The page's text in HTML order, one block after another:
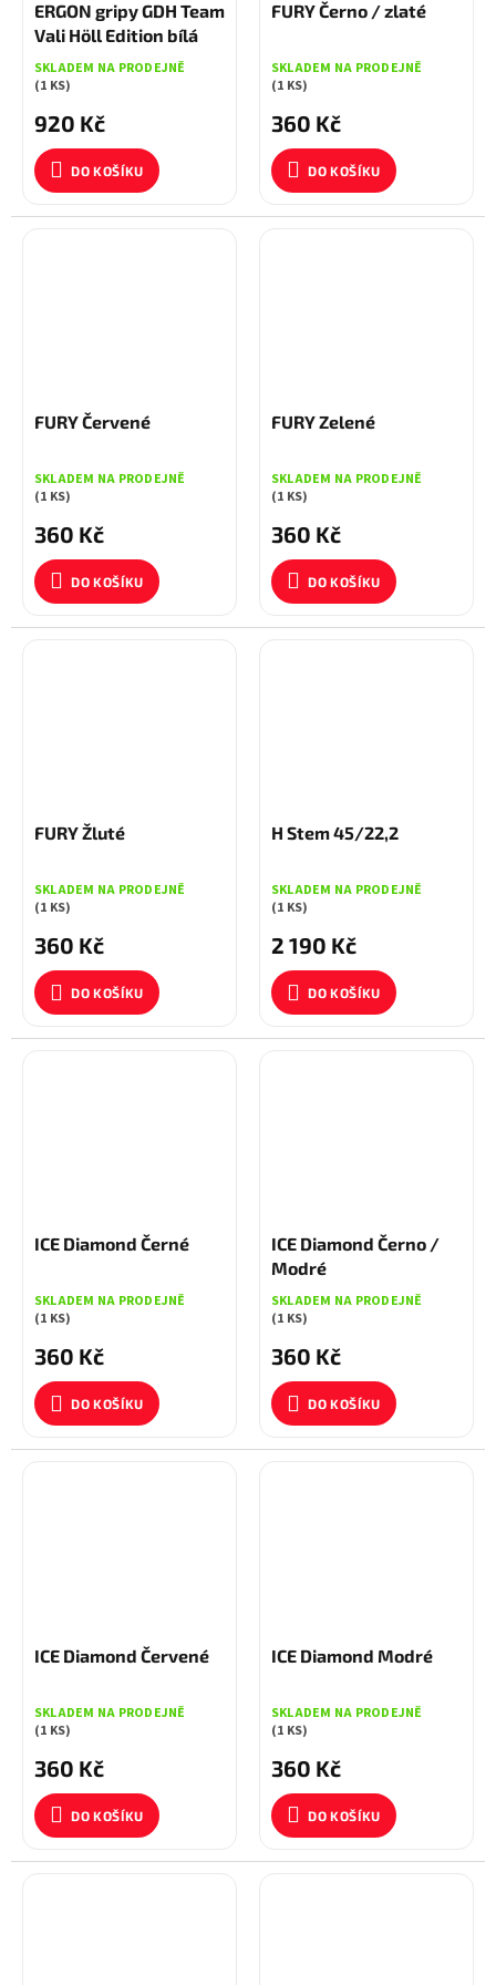
ERGON gripy GDH Team
Vali Höll Edition bílá
SKLADEM NA PRODEJNĚ
(1 KS)
920 Kč
DO KOŠÍKU
FURY Černo / zlaté
SKLADEM NA PRODEJNĚ
(1 KS)
360 Kč
DO KOŠÍKU
FURY Červené
SKLADEM NA PRODEJNĚ
(1 KS)
360 Kč
DO KOŠÍKU
FURY Zelené
SKLADEM NA PRODEJNĚ
(1 KS)
360 Kč
DO KOŠÍKU
FURY Žluté
SKLADEM NA PRODEJNĚ
(1 KS)
360 Kč
DO KOŠÍKU
H Stem 45/22,2
SKLADEM NA PRODEJNĚ
(1 KS)
2 190 Kč
DO KOŠÍKU
ICE Diamond Černé
SKLADEM NA PRODEJNĚ
(1 KS)
360 Kč
DO KOŠÍKU
ICE Diamond Černo /
Modré
SKLADEM NA PRODEJNĚ
(1 KS)
360 Kč
DO KOŠÍKU
ICE Diamond Červené
SKLADEM NA PRODEJNĚ
(1 KS)
360 Kč
DO KOŠÍKU
ICE Diamond Modré
SKLADEM NA PRODEJNĚ
(1 KS)
360 Kč
DO KOŠÍKU